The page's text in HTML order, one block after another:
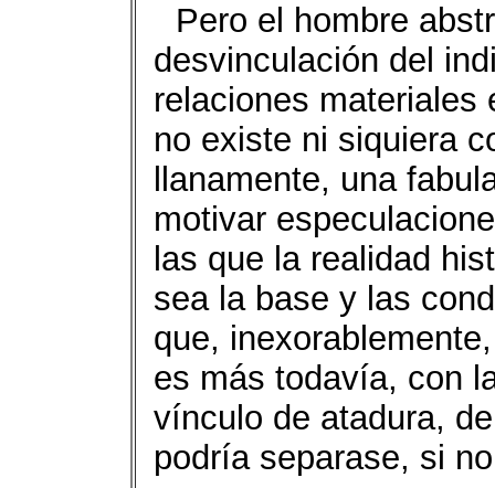
Pero el hombre
desvinculación del
relaciones materiales
no existe ni siquiera
llanamente, una
motivar
las que la realidad
sea la base y las
que,
es más todavía, con
vínculo de atadura,
podría separase, si